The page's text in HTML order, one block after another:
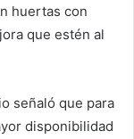
huertas con
que estén al
señaló que para
disponibilidad